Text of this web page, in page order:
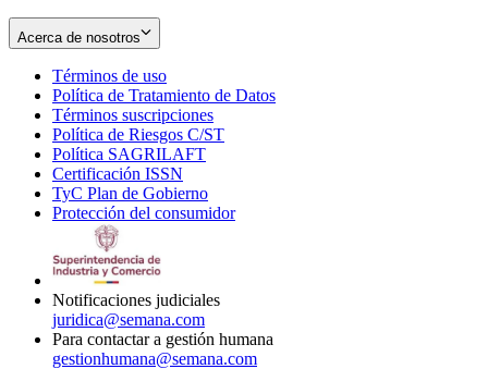
Acerca de nosotros
Términos de uso
in
new
window
Política de Tratamiento de Datos
Términos suscripciones
in
Política de Riesgos C/ST
Política SAGRILAFT
new
window
Certificación ISSN
in
new
TyC Plan de Gobierno
in
Protección del consumidorOpens
Notificaciones judiciales
juridica@semana.com
Para contactar a gestión humana
gestionhumana@semana.com